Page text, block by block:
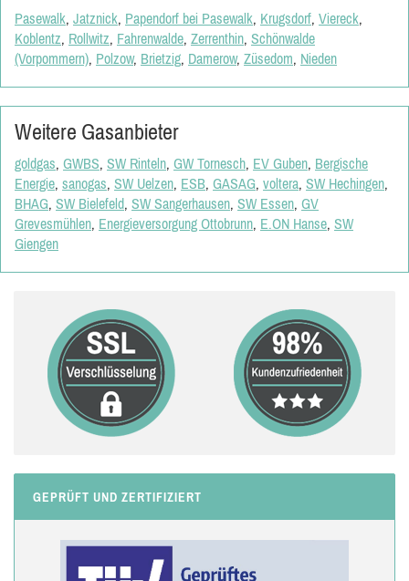
Pasewalk, Jatznick, Papendorf bei Pasewalk, Krugsdorf, Viereck,
Koblentz, Rollwitz, Fahrenwalde, Zerrenthin, Schönwalde
(Vorpommern), Polzow, Brietzig, Damerow, Züsedom, Nieden
Weitere Gasanbieter
goldgas, GWBS, SW Rinteln, GW Tornesch, EV Guben, Bergische
Energie, sanogas, SW Uelzen, ESB, GASAG, voltera, SW Hechingen,
BHAG, SW Bielefeld, SW Sangerhausen, SW Essen, GV
Grevesmühlen, Energieversorgung Ottobrunn, E.ON Hanse, SW
Giengen
GEPRÜFT UND ZERTIFIZIERT